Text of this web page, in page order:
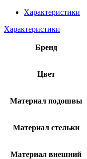
Характеристики
Характеристики
Бренд
Цвет
Материал подошвы
Материал стельки
Материал внешний